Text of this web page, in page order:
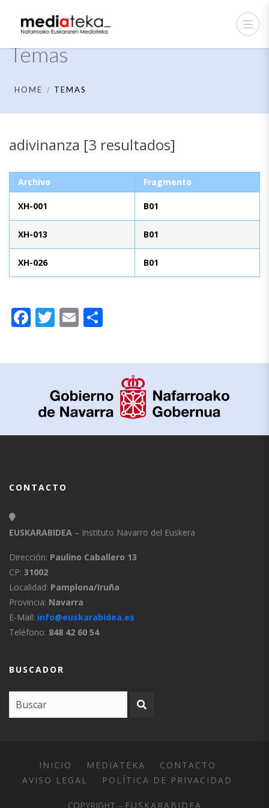
Temas
HOME TEMAS
adivinanza [3 resultados]
Archivo Fragmento
XH-001 B01
XH-013 B01
XH-026 B01
Facebook
Twitter
Email
CONTACTO
EUSKARABIDEA – Instituto Navarro del Euskera
Dirección: Paulino Caballero 13
CP: 31002
Localidad: Pamplona/Iruña
Provincia: Navarra
E-Mail: info@euskarabidea.es
Teléfono: 848 42 60 54
BUSCADOR
INICIO MEDIATEKA
CONTACTO
AVISO LEGAL
POLÍTICA DE PRIVACIDAD
COPYRIGHT – EUSKARABIDEA